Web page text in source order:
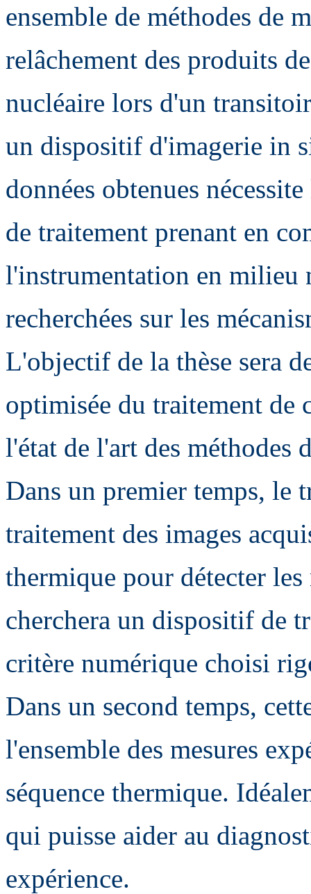
ensemble de méthodes de
relâchement des produits
nucléaire lors d'un
un dispositif d'imagerie in
données obtenues
de traitement prenant en
l'instrumentation en milieu
recherchées sur les
L'objectif de la thèse sera
optimisée du traitement de
l'état de l'art des
Dans un premier temps, le
traitement des images
thermique pour détecter
cherchera un dispositif de
critère numérique choisi
Dans un second temps,
l'ensemble des mesures
séquence thermique.
qui puisse aider au
expérience.